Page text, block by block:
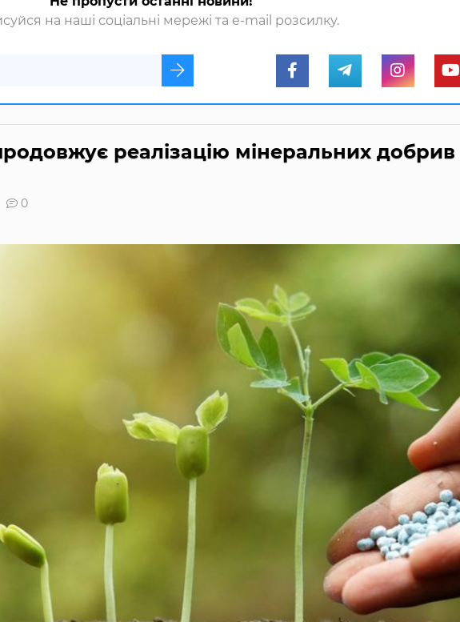
на наші соціальні мережі та e-mail розсилку.
реалізацію мінеральних добрив
0